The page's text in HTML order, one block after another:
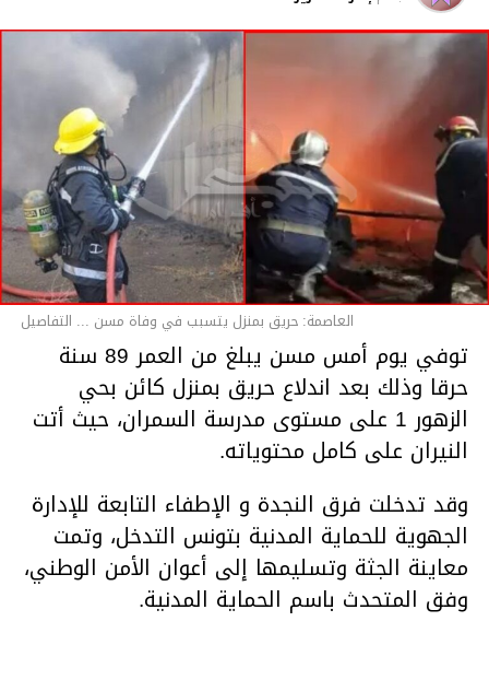
قسم الاخبار
العاصمة: حريق بمنزل يتسبب في وفاة مسن ... التفاصيل
توفي يوم أمس مسن يبلغ من العمر 89 سنة
حرقا وذلك بعد اندلاع حريق بمنزل كائن بحي
الزهور 1 على مستوى مدرسة السمران، حيث أتت
النيران على كامل محتوياته.
وقد تدخلت فرق النجدة و الإطفاء التابعة للإدارة
الجهوية للحماية المدنية بتونس التدخل، وتمت
معاينة الجثة وتسليمها إلى أعوان الأمن الوطني،
وفق المتحدث باسم الحماية المدنية.